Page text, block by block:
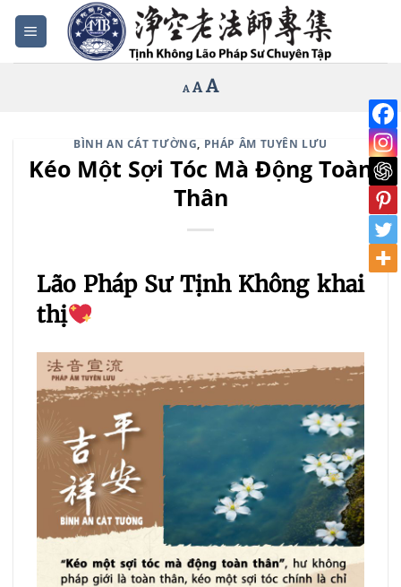
Bỏ
qua
nội
A Decrease
size.
A Reset
size.
A
size.
BÌNH AN CÁT TƯỜNG, PHÁP ÂM TUYÊN LƯU
Kéo Một Sợi Tóc Mà Động Toàn
Thân
Lão Pháp Sư Tịnh Không khai
thị